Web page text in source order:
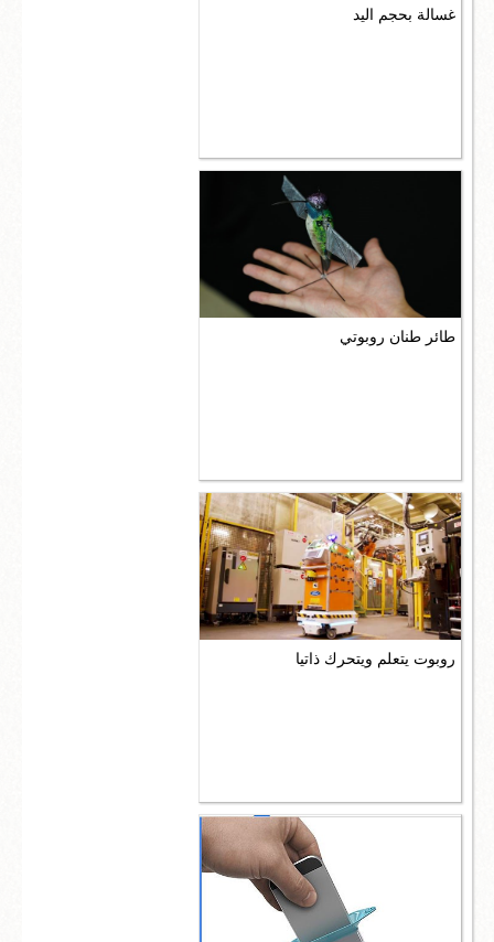
غسالة بحجم اليد
طائر طنان روبوتي
روبوت يتعلم ويتحرك ذاتيا